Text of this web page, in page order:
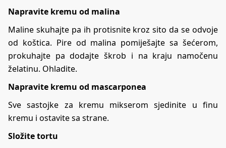
Napravite kremu od malina
Maline skuhajte pa ih protisnite kroz sito da se odvoje
od koštica. Pire od malina pomiješajte sa šećerom,
prokuhajte pa dodajte škrob i na kraju namočenu
želatinu. Ohladite.
Napravite kremu od mascarponea
Sve sastojke za kremu mikserom sjedinite u finu
kremu i ostavite sa strane.
Složite tortu